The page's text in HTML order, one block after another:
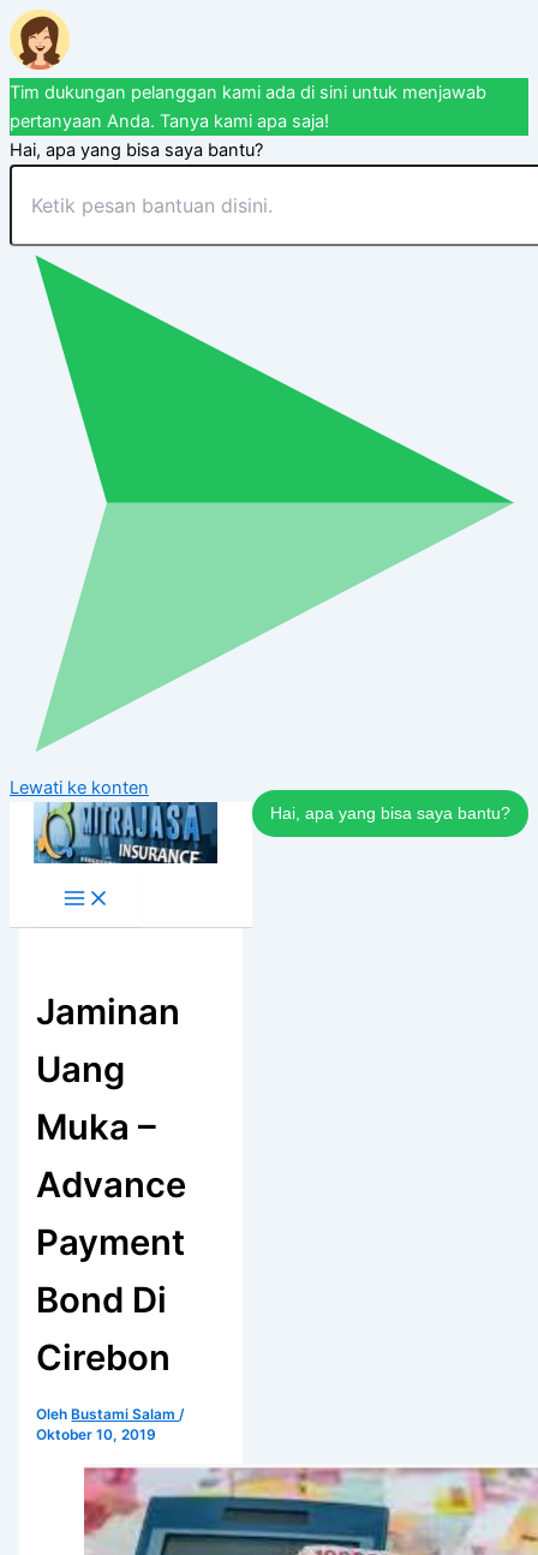
Tim dukungan pelanggan kami ada di sini untuk menjawab
pertanyaan Anda. Tanya kami apa saja!
Hai, apa yang bisa saya bantu?
Hai, apa yang bisa saya bantu?
Lewati ke konten
Jaminan
Uang
Muka –
Advance
Payment
Bond Di
Cirebon
Oleh Bustami Salam/
Oktober 10, 2019